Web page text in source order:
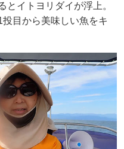
とイトヨリダイが浮上。
目から美味しい魚をキ